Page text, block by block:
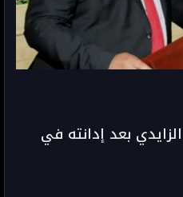
بعد إدانته في